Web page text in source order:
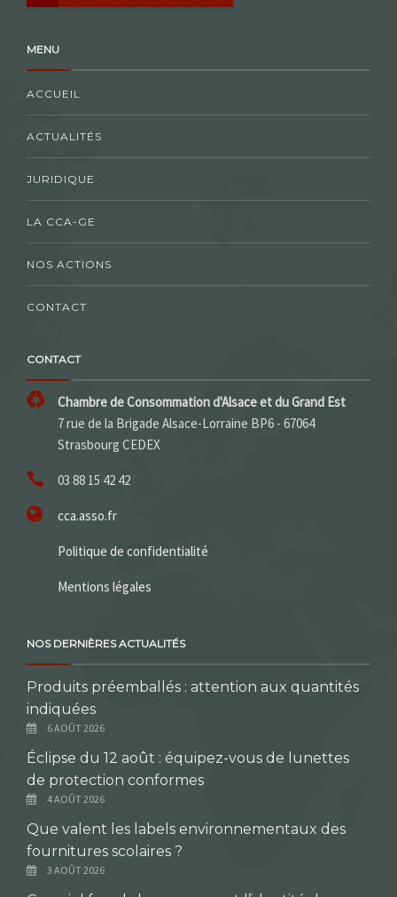
MENU
ACCUEIL
ACTUALITÉS
JURIDIQUE
LA CCA-GE
NOS ACTIONS
CONTACT
CONTACT
Chambre de Consommation d'Alsace et du Grand Est
7 rue de la Brigade Alsace-Lorraine BP6 - 67064
Strasbourg CEDEX
03 88 15 42 42
cca.asso.fr
Politique de confidentialité
Mentions légales
NOS DERNIÈRES ACTUALITÉS
Produits préemballés : attention aux quantités
indiquées
6 AOÛT 2026
Éclipse du 12 août : équipez-vous de lunettes
de protection conformes
4 AOÛT 2026
Que valent les labels environnementaux des
fournitures scolaires ?
3 AOÛT 2026